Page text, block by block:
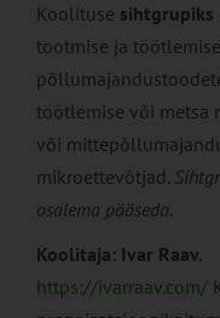
Koolituse sihtgrupiks
tootmise ja
töötlemise või metsa
või
mikroettevõtjad.
osalema pääseda.
Koolitaja: Ivar Raav.
https://ivarraav.com/